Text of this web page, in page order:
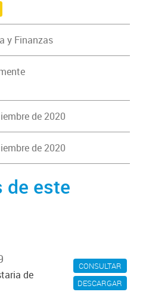
y Finanzas
de 2020
de 2020
de este
CONSULTAR
DESCARGAR
de